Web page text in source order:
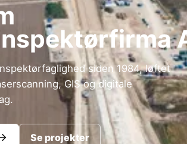
siden 1984, løftet
GIS og digitale
Se projekter